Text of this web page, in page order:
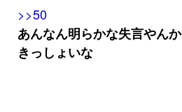
>>50
あんなん明らかな失言やんか
きっしょいな